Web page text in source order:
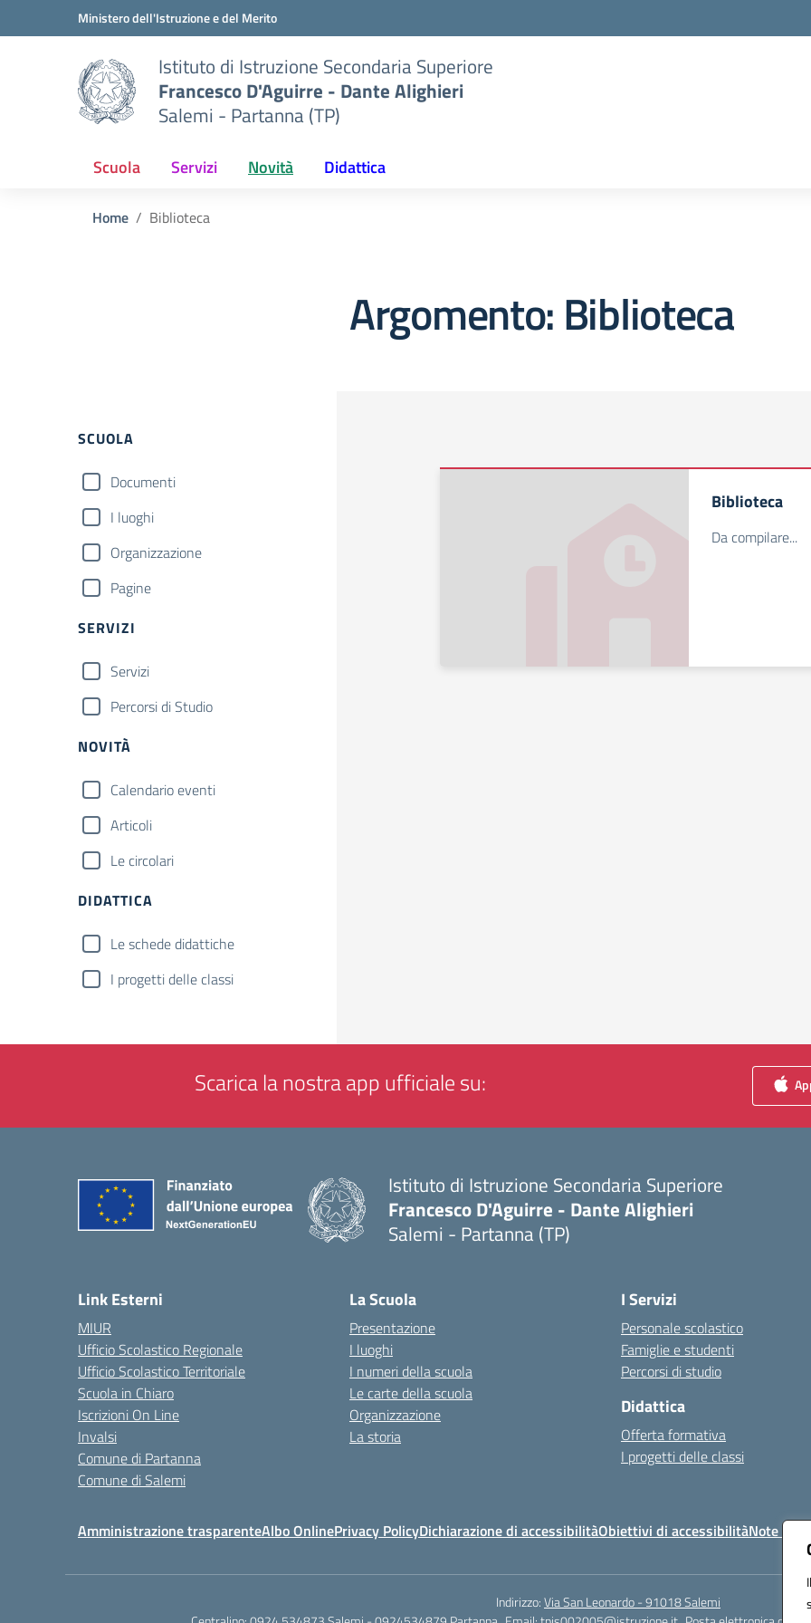
Vai ai contenuti
Vai al menu di navigazioneMinistero dell'Istruzione e del Merito
Istituto di Istruzione Secondaria Superiore
Francesco D'Aguirre - Dante Alighieri
Salemi - Partanna (TP)
Scuola Servizi Novità Didattica
Home Biblioteca
Argomento: Biblioteca
Filtri
SCUOLA
Documenti
I luoghi
Organizzazione
Pagine
SERVIZI
Servizi
Percorsi di Studio
NOVITÀ
Calendario eventi
Articoli
Le circolari
DIDATTICA
Le schede didattiche
I progetti delle classi
Biblioteca
Da compilare...
Scarica la nostra app ufficiale su:
Istituto di Istruzione Secondaria Superiore
Francesco D'Aguirre - Dante Alighieri
Salemi - Partanna (TP)
Link Esterni
MIUR
Ufficio Scolastico Regionale
Ufficio Scolastico Territoriale
Scuola in Chiaro
Iscrizioni On Line
Invalsi
Comune di Partanna
Comune di Salemi
La Scuola
Presentazione
I luoghi
I numeri della scuola
Le carte della scuola
Organizzazione
La storia
I Servizi
Personale scolastico
Famiglie e studenti
Percorsi di studio
Didattica
Offerta formativa
I progetti delle classi
Amministrazione trasparenteAlbo OnlinePrivacy PolicyDichiarazione di accessibilitàObiettivi di accessibilitàNote legali
Indirizzo:Via San Leonardo - 91018 Salemi